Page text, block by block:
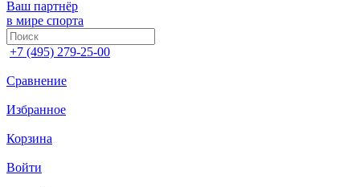
Ваш партнёр
в мире спорта
+7 (495) 279-25-00
Сравнение
Избранное
Корзина
Войти